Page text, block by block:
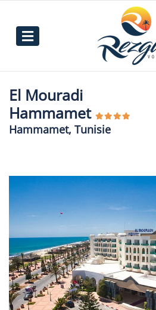
El Mouradi
Hammamet
Hammamet, Tunisie